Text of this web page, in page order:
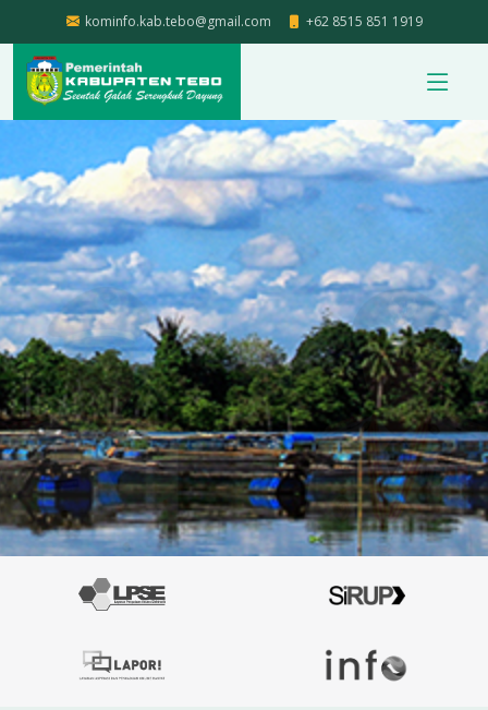
kominfo.kab.tebo@gmail.com +62 8515 851 1919